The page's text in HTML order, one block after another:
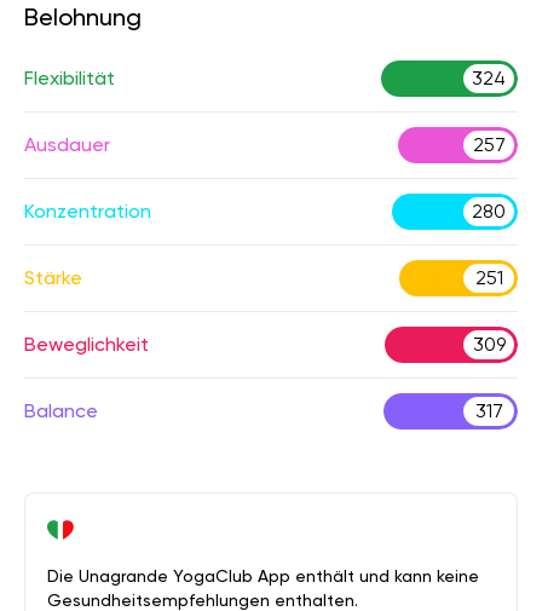
Belohnung
Flexibilität 324
Ausdauer 257
Konzentration 280
Stärke 251
Beweglichkeit 309
Balance 317
Die Unagrande YogaClub App enthält und kann keine
Gesundheitsempfehlungen enthalten.